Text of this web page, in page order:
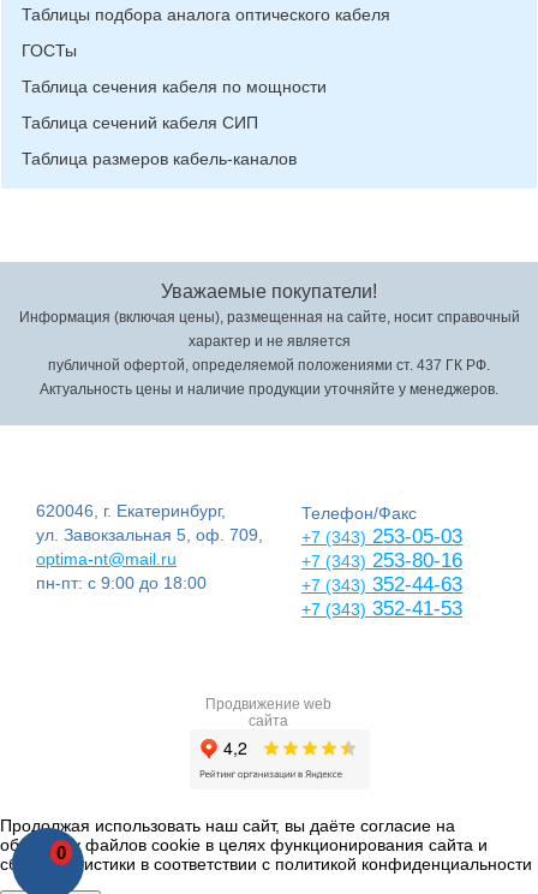
0
Таблицы подбора аналога оптического кабеля
ГОСТы
Таблица сечения кабеля по мощности
Таблица сечений кабеля СИП
Таблица размеров кабель-каналов
Уважаемые покупатели!
Информация (включая цены), размещенная на сайте, носит справочный
характер и не является
публичной офертой, определяемой положениями ст. 437 ГК РФ.
Актуальность цены и наличие продукции уточняйте у менеджеров.
620046, г. Екатеринбург,
ул. Завокзальная 5, оф. 709,
optima-nt@mail.ru
пн-пт: с 9:00 до 18:00
Телефон/Факс
+7 (343) 253-05-03
+7 (343) 253-80-16
+7 (343) 352-44-63
+7 (343) 352-41-53
Продвижение web
сайта
Продолжая использовать наш сайт, вы даёте согласие на
обработку файлов cookie в целях функционирования сайта и
сбора статистики в соответствии с политикой конфиденциальности